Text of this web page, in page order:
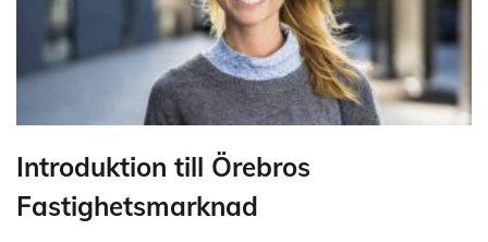
Introduktion till Örebros
Fastighetsmarknad